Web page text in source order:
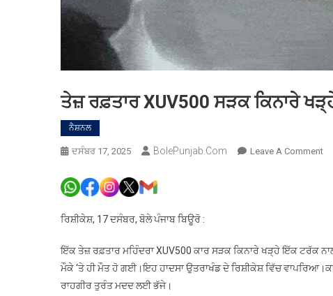
ਤੇਜ਼ ਰਫ਼ਤਾਰ XUV500 ਸੜਕ ਕਿਨਾਰੇ
ਨੈਸ਼ਨਲ
ਦਸੰਬਰ 17, 2025 BolePunjab.com Leave A CommentOn
ਰਿਸ਼ੀਕੇਸ਼, 17 ਦਸੰਬਰ, ਬੋਲੇ ਪੰਜਾਬ ਬਿਊਰੋ :
ਇੱਕ ਤੇਜ਼ ਰਫ਼ਤਾਰ ਮਹਿੰਦਰਾ XUV500 ਕਾਰ ਸੜਕ ਕਿਨਾਰੇ ਖੜ੍ਹੇ ਇੱਕ ਟਰੱਕ
ਮੌਕੇ ‘ਤੇ ਹੀ ਮੌਤ ਹੋ ਗਈ।ਇਹ ਹਾਦਸਾ ਉਤਰਾਖੰਡ ਦੇ ਰਿਸ਼ੀਕੇਸ਼ ਵਿੱਚ
ਰਾਹਗੀਰ ਤੁਰੰਤ ਮਦਦ ਲਈ ਭੱਜੇ।